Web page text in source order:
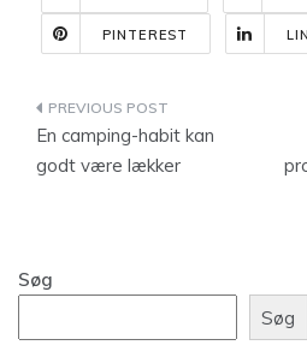
PINTEREST
Indlægsnavigation
En camping-habit kan
godt være lækker
Søg
Søg